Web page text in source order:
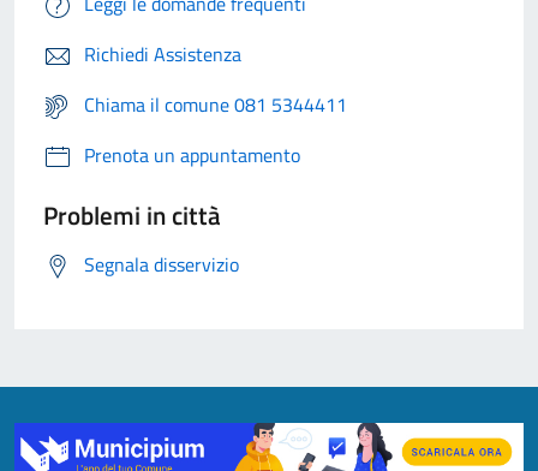
Richiedi Assistenza
Chiama il comune 081 5344411
Prenota un appuntamento
Problemi in città
Segnala disservizio